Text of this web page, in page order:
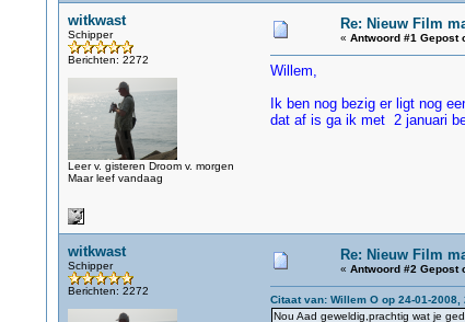
witkwast
Schipper
Berichten: 2272
Leer v. gisteren Droom v. morgen
Maar leef vandaag
Re: Nieuw Film
« Antwoord #1 Gepost
Willem,
Ik ben nog bezig er ligt nog
dat af is ga ik met 2 januari
witkwast
Schipper
Berichten: 2272
Re: Nieuw Film
« Antwoord #2 Gepost
Citaat van: Willem O op 24-01-2008,
Nou Aad geweldig,prachtig wat je